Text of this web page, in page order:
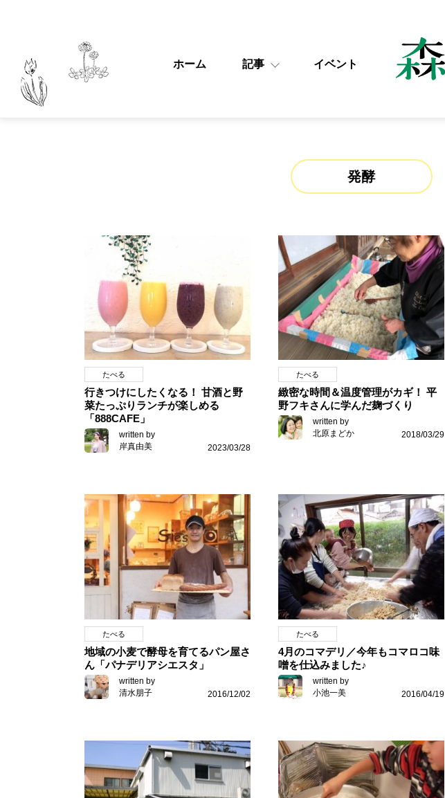
ホーム 記事 イベント
発酵
たべる
行きつけにしたくなる！ 甘酒と野
菜たっぷりランチが楽しめる
「888CAFE」
written by
岸真由美
2023/03/28
たべる
緻密な時間＆温度管理がカギ！ 平
野フキさんに学んだ麹づくり
written by
北原まどか
2018/03/29
たべる
地域の小麦で酵母を育てるパン屋さ
ん「パナデリアシエスタ」
written by
清水朋子
2016/12/02
たべる
4月のコマデリ／今年もコマロコ味
噌を仕込みました♪
written by
小池一美
2016/04/19